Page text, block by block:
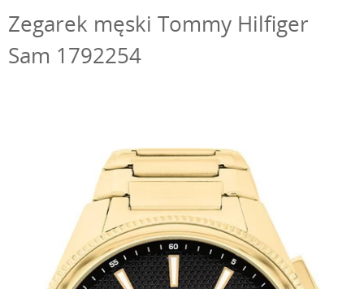
Zegarek męski Tommy Hilfiger
Sam 1792254